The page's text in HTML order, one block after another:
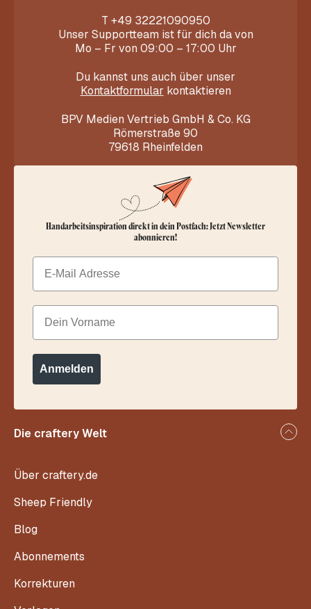
T +49 32221090950
Unser Supportteam ist für dich da von
Mo – Fr von 09:00 – 17:00 Uhr
Du kannst uns auch über unser
Kontaktformular kontaktieren
BPV Medien Vertrieb GmbH & Co. KG
Römerstraße 90
79618 Rheinfelden
Die craftery Welt
Über craftery.de
Sheep Friendly
Blog
Abonnements
Korrekturen
Handarbeitsinspiration direkt in dein Postfach: Jetzt Newsletter
abonnieren!
Email
Dein Vorname
Anmelden